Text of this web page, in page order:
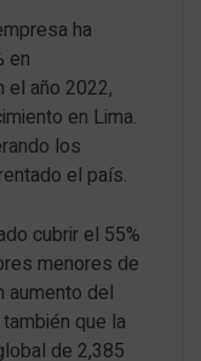
ha
en
el año 2022,
en Lima.
los
el país.
cubrir el 55%
menores de
aumento del
que la
de 2,385